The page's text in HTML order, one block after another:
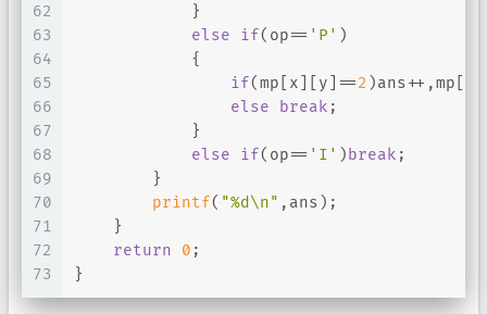
62
63
64
65
66
67
68
69
70
71
72
73
            }
else
if(op== 'P' )
            {
if(mp[x][y]==2
else
break ;
            }
else
if(op== 'I' ) break ;
        }
printf( "%d\n" ,ans);
    }
return
0 ;
}